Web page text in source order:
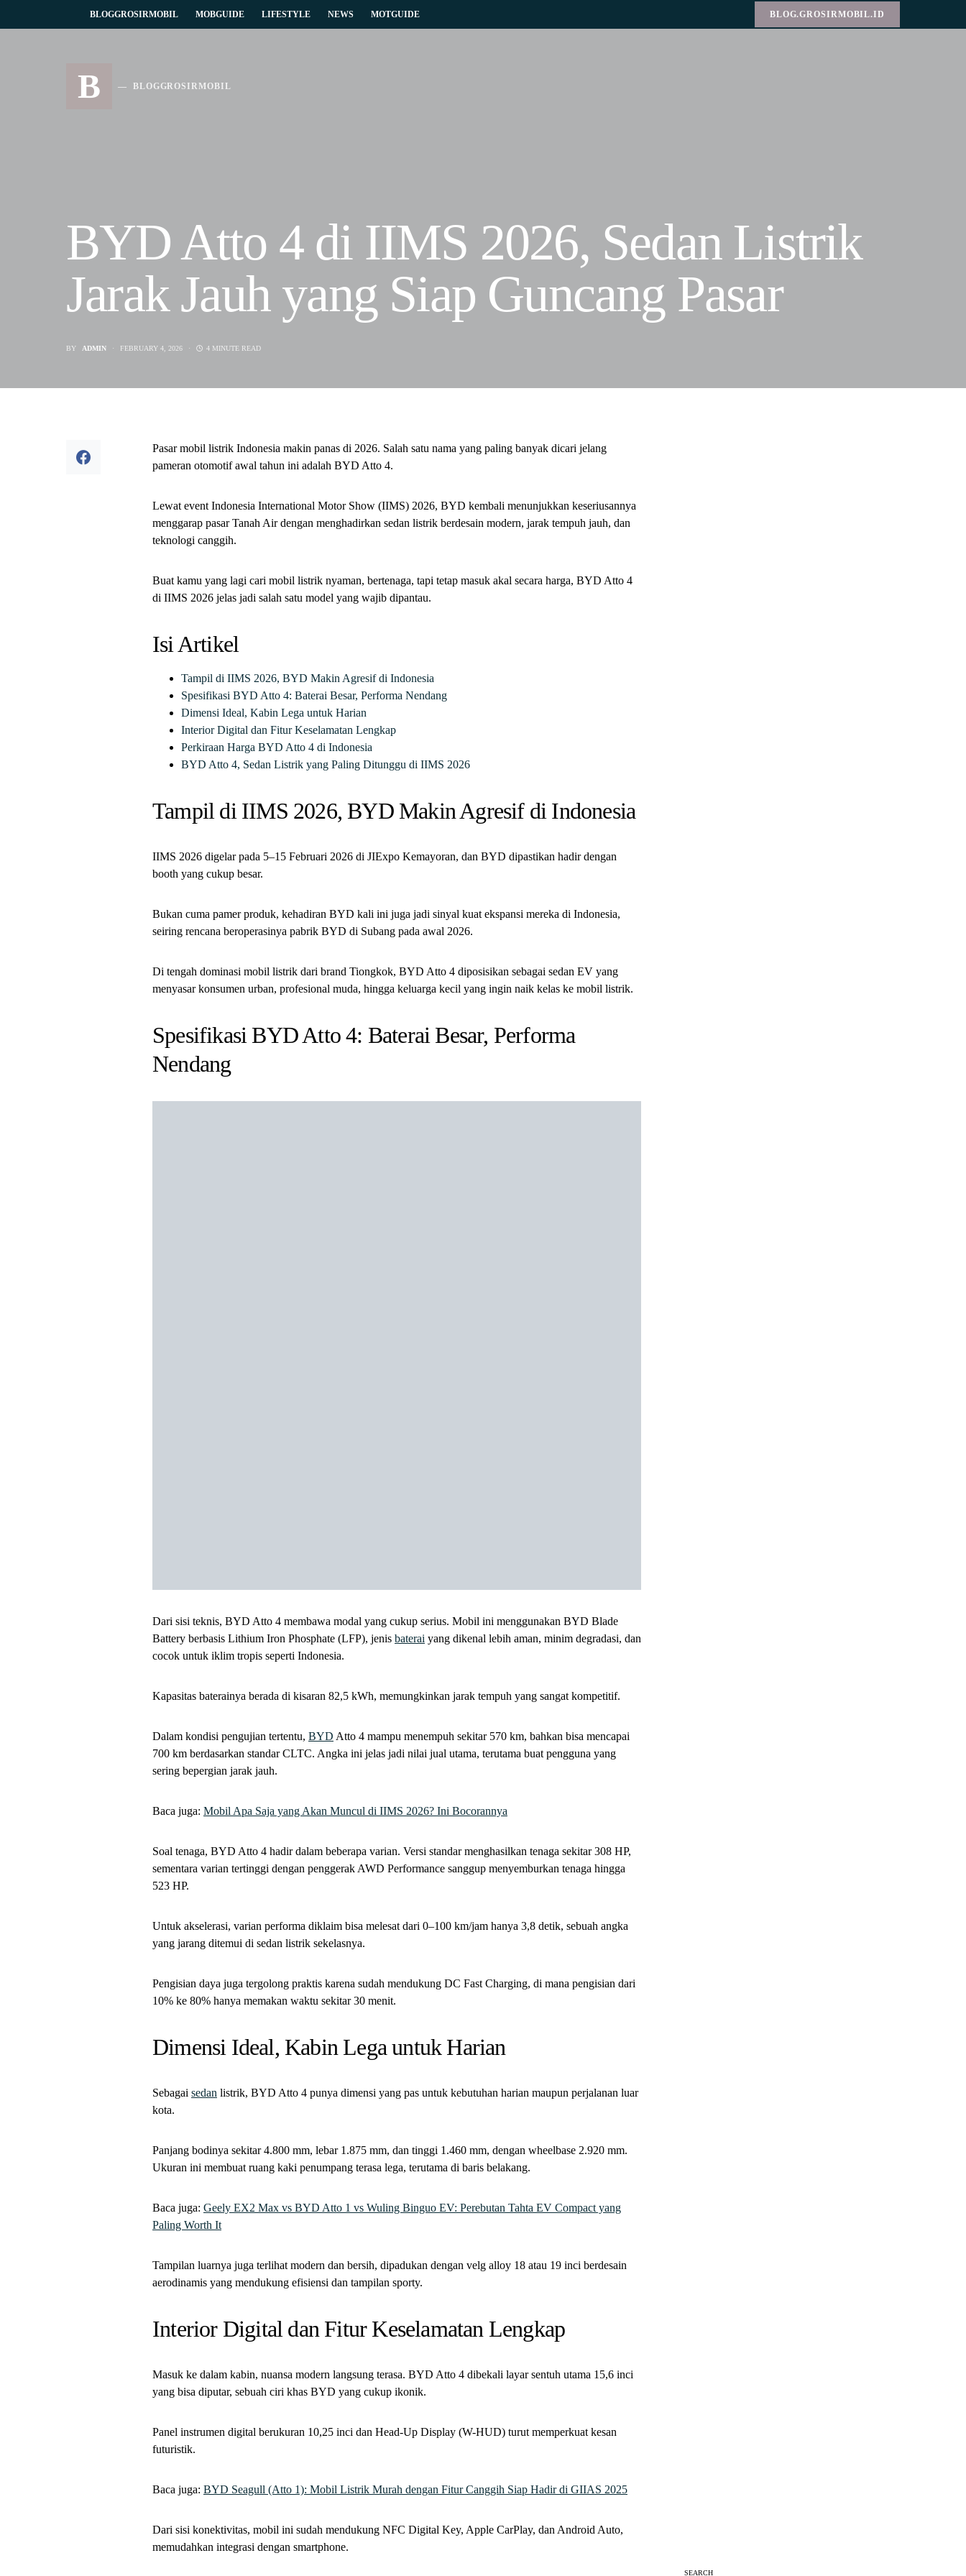
BLOGGROSIRMOBIL MOBGUIDE LIFESTYLE NEWS MOTGUIDE BLOG.GROSIRMOBIL.ID
B BLOGGROSIRMOBIL
BYD Atto 4 di IIMS 2026, Sedan Listrik
Jarak Jauh yang Siap Guncang Pasar
BY ADMIN FEBRUARY 4, 2026 4 MINUTE READ
Pasar mobil listrik Indonesia makin panas di 2026. Salah satu nama yang paling banyak dicari jelang
pameran otomotif awal tahun ini adalah BYD Atto 4.
Lewat event Indonesia International Motor Show (IIMS) 2026, BYD kembali menunjukkan keseriusannya
menggarap pasar Tanah Air dengan menghadirkan sedan listrik berdesain modern, jarak tempuh jauh, dan
teknologi canggih.
Buat kamu yang lagi cari mobil listrik nyaman, bertenaga, tapi tetap masuk akal secara harga, BYD Atto 4
di IIMS 2026 jelas jadi salah satu model yang wajib dipantau.
Isi Artikel
Tampil di IIMS 2026, BYD Makin Agresif di Indonesia
Spesifikasi BYD Atto 4: Baterai Besar, Performa Nendang
Dimensi Ideal, Kabin Lega untuk Harian
Interior Digital dan Fitur Keselamatan Lengkap
Perkiraan Harga BYD Atto 4 di Indonesia
BYD Atto 4, Sedan Listrik yang Paling Ditunggu di IIMS 2026
Tampil di IIMS 2026, BYD Makin Agresif di Indonesia
IIMS 2026 digelar pada 5–15 Februari 2026 di JIExpo Kemayoran, dan BYD dipastikan hadir dengan
booth yang cukup besar.
Bukan cuma pamer produk, kehadiran BYD kali ini juga jadi sinyal kuat ekspansi mereka di Indonesia,
seiring rencana beroperasinya pabrik BYD di Subang pada awal 2026.
Di tengah dominasi mobil listrik dari brand Tiongkok, BYD Atto 4 diposisikan sebagai sedan EV yang
menyasar konsumen urban, profesional muda, hingga keluarga kecil yang ingin naik kelas ke mobil listrik.
Spesifikasi BYD Atto 4: Baterai Besar, Performa
Nendang
Dari sisi teknis, BYD Atto 4 membawa modal yang cukup serius. Mobil ini menggunakan BYD Blade
Battery berbasis Lithium Iron Phosphate (LFP), jenis baterai yang dikenal lebih aman, minim degradasi, dan
cocok untuk iklim tropis seperti Indonesia.
Kapasitas baterainya berada di kisaran 82,5 kWh, memungkinkan jarak tempuh yang sangat kompetitif.
Dalam kondisi pengujian tertentu, BYD Atto 4 mampu menempuh sekitar 570 km, bahkan bisa mencapai
700 km berdasarkan standar CLTC. Angka ini jelas jadi nilai jual utama, terutama buat pengguna yang
sering bepergian jarak jauh.
Baca juga: Mobil Apa Saja yang Akan Muncul di IIMS 2026? Ini Bocorannya
Soal tenaga, BYD Atto 4 hadir dalam beberapa varian. Versi standar menghasilkan tenaga sekitar 308 HP,
sementara varian tertinggi dengan penggerak AWD Performance sanggup menyemburkan tenaga hingga
523 HP.
Untuk akselerasi, varian performa diklaim bisa melesat dari 0–100 km/jam hanya 3,8 detik, sebuah angka
yang jarang ditemui di sedan listrik sekelasnya.
Pengisian daya juga tergolong praktis karena sudah mendukung DC Fast Charging, di mana pengisian dari
10% ke 80% hanya memakan waktu sekitar 30 menit.
Dimensi Ideal, Kabin Lega untuk Harian
Sebagai sedan listrik, BYD Atto 4 punya dimensi yang pas untuk kebutuhan harian maupun perjalanan luar
kota.
Panjang bodinya sekitar 4.800 mm, lebar 1.875 mm, dan tinggi 1.460 mm, dengan wheelbase 2.920 mm.
Ukuran ini membuat ruang kaki penumpang terasa lega, terutama di baris belakang.
Baca juga: Geely EX2 Max vs BYD Atto 1 vs Wuling Binguo EV: Perebutan Tahta EV Compact yang
Paling Worth It
Tampilan luarnya juga terlihat modern dan bersih, dipadukan dengan velg alloy 18 atau 19 inci berdesain
aerodinamis yang mendukung efisiensi dan tampilan sporty.
Interior Digital dan Fitur Keselamatan Lengkap
Masuk ke dalam kabin, nuansa modern langsung terasa. BYD Atto 4 dibekali layar sentuh utama 15,6 inci
yang bisa diputar, sebuah ciri khas BYD yang cukup ikonik.
Panel instrumen digital berukuran 10,25 inci dan Head-Up Display (W-HUD) turut memperkuat kesan
futuristik.
Baca juga: BYD Seagull (Atto 1): Mobil Listrik Murah dengan Fitur Canggih Siap Hadir di GIIAS 2025
Dari sisi konektivitas, mobil ini sudah mendukung NFC Digital Key, Apple CarPlay, dan Android Auto,
memudahkan integrasi dengan smartphone.
SEARCH